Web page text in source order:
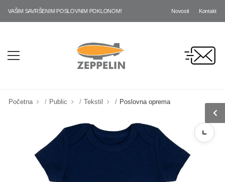
SAVRŠENIM POSLOVNIM POKLONOM! Novosti Kontakt
Početna Public Tekstil Poslovna oprema